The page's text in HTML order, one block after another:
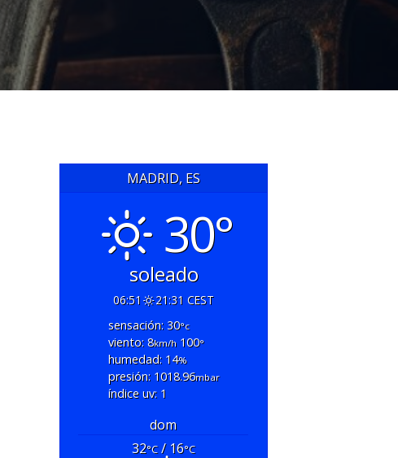
MADRID, ES
30°
soleado
06:51
21:31 CEST
sensación: 30°c
viento: 8km/h100°
humedad: 14%
presión: 1018.96mbar
índice uv: 1
dom
32°C/ 16°C